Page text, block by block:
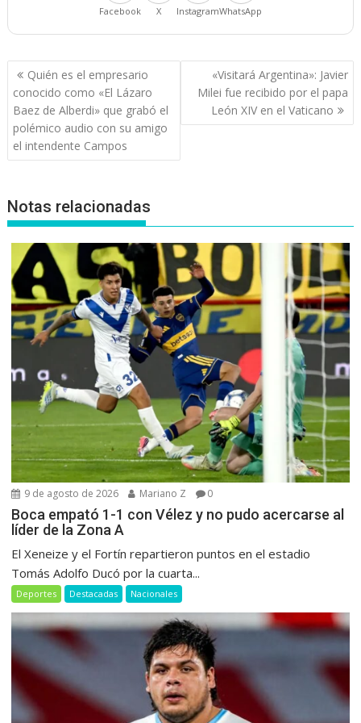
Facebook X InstagramWhatsApp
Navegación
de
entradas
Quién es el empresario
conocido como «El Lázaro
Baez de Alberdi» que grabó el
polémico audio con su amigo
el intendente Campos
«Visitará Argentina»: Javier
Milei fue recibido por el papa
León XIV en el Vaticano
Notas relacionadas
9 de agosto de 2026 Mariano Z 0
Boca empató 1-1 con Vélez y no pudo acercarse al
líder de la Zona A
El Xeneize y el Fortín repartieron puntos en el estadio
Tomás Adolfo Ducó por la cuarta...
Deportes Destacadas Nacionales